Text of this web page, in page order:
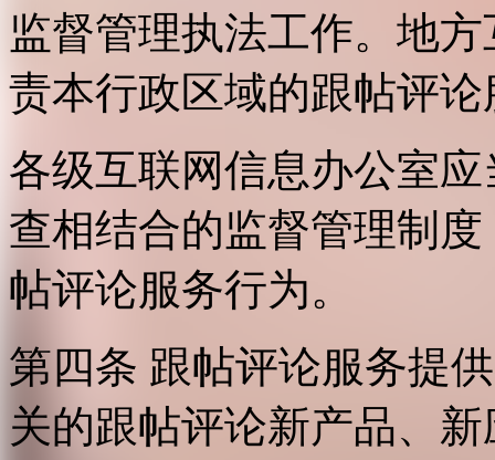
监督管理执法工作。地
责本行政区域的跟帖评
各级互联网信息办公室
查相结合的监督管理制
帖评论服务行为。
第四条 跟帖评论服务提
关的跟帖评论新产品、